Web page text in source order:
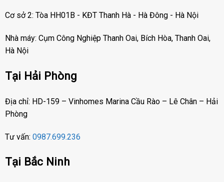
Cơ sở 2: Tòa HH01B - KĐT Thanh Hà - Hà Đông - Hà Nội
Nhà máy: Cụm Công Nghiệp Thanh Oai, Bích Hòa, Thanh Oai,
Hà Nội
Tại Hải Phòng
Địa chỉ: HD-159 – Vinhomes Marina Cầu Rào – Lê Chân – Hải
Phòng
Tư vấn: 0987.699.236
Tại Bắc Ninh